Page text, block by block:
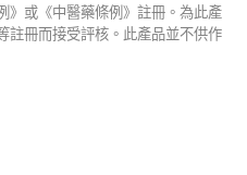
》或《中醫藥條例》註冊。為此產
註冊而接受評核。此產品並不供作